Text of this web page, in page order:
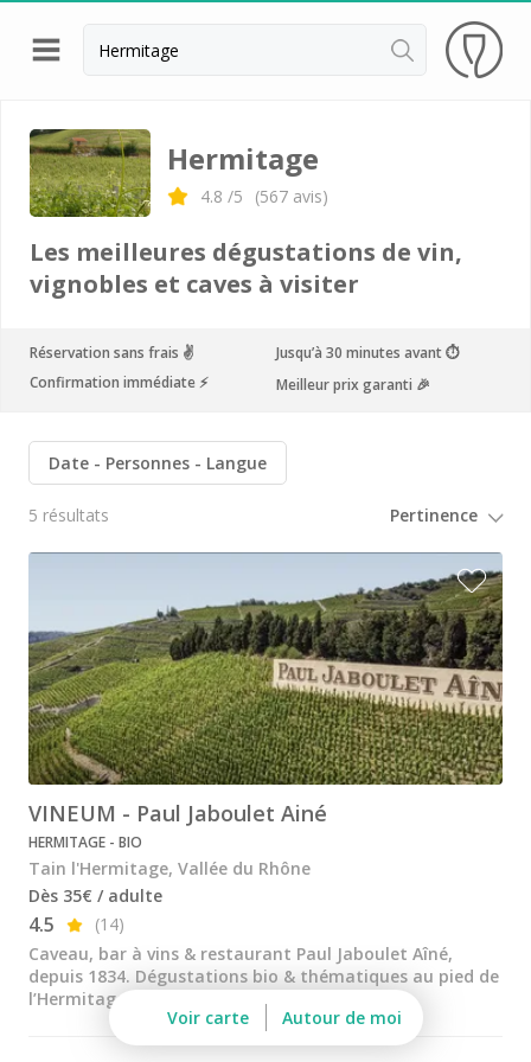
Retour
Visite cave & dégustation vin Ardèche
Visite cave & dégustation vin Avignon
Pape
Visite cave & dégustation vin Condrieu
Visite cave & dégustation vin Côte Rôtie
Visite cave & dégustation vin Lubéron
Visite cave & dégustation vin Lyon
Visite cave & dégustation vin Tain l'Hermitage
Visite cave & dégustation vin Vaucluse
Château de Sannes
Château Turcan
Chêne Bleu
Domaine de la Citadelle
Domaine des Peyre
Les Vins de Vienne
Atelier dégustation vin & fromage
Atelier dégustation rhum
Ateliers dégustation whisky
Hermitage
4.8 /5 (567 avis)
Les meilleures dégustations de vin,
vignobles et caves à visiter
Réservation sans frais ✌️
Jusqu’à 30 minutes avant ⏱
Confirmation immédiate ⚡️
Meilleur prix garanti 🎉
Date Personnes Langue
5 résultats
VINEUM - Paul Jaboulet Ainé
HERMITAGE - BIO
Tain l'Hermitage, Vallée du Rhône
Dès 35€ / adulte
4.5
(14)
Caveau, bar à vins & restaurant Paul Jaboulet Aîné,
depuis 1834. Dégustations bio & thématiques au pied de
l’Hermitage. Une adresse chaleureuse !...
Voir carte
Autour de moi